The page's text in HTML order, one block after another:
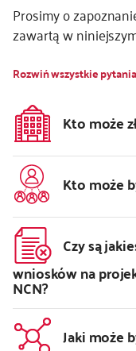
Prosimy o
zawartą w
Rozwiń wszystkie pytania
Kto może
Kto może
Czy są
wniosków na
NCN?
Jaki może